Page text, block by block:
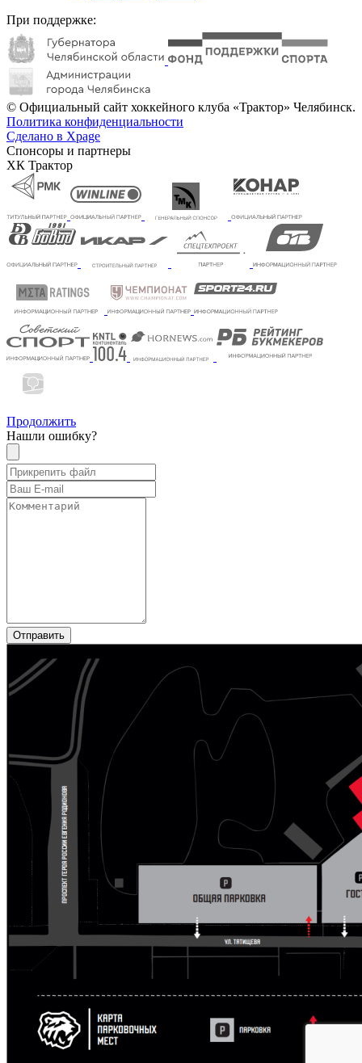
При поддержке:
© Официальный сайт хоккейного клуба «Трактор» Челябинск.
Политика конфиденциальности
Сделано в Xpage
Спонсоры и партнеры
ХК Трактор
Продолжить
Нашли ошибку?